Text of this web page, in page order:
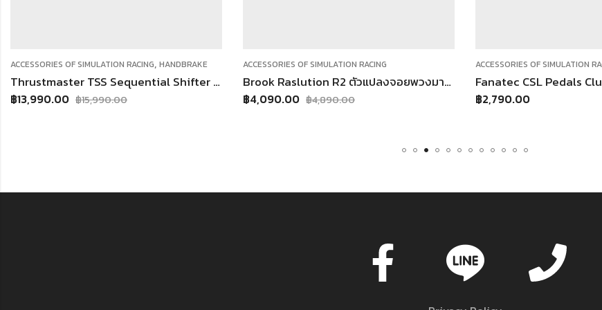
SIMULATION RACING,HANDBRAKE
Thrustmaster TSS Sequential Shifter & Handbrake เกียร์ เเละเบรคมือ
฿15,990.00
ACCESSORIES OF SIMULATION RACING
Brook Raslution R2 ตัวแปลงจอยพวงมาลัย สําหรับ PS5 PS4 PS3 Xbox Series X|S / Xbox One / Xbox 360 / Nintendo Switch / Switch OLED
4,890.00
ACCESSORIES OF SIMULATION RACING,PEDALS
Fanatec CSL Pedals Clutch Kit